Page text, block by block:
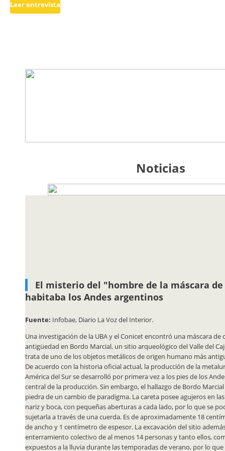
Leer entrevista
Noticias
El misterio del "hombre de la máscara
habitaba los Andes argentinos
Fuente: Infobae, Diario La Voz del Interior.
Una investigación de la UBA y el Conicet encontró una máscara de
antigüedad en Bordo Marcial, un sitio arqueológico del Valle del
trata de uno de los objetos metálicos de origen humano más
De acuerdo con la historia oficial actual, la producción de la
América del Sur se desarrolló por primera vez a los pies de los
central de la producción. Sin embargo, el hallazgo de Bordo
piedra de un cambio de paradigma. La careta posee agujeros en
nariz y boca, con pequeñas aberturas a cada lado, por lo que se
sujetarla a través de una cuerda. Es de aproximadamente 18
de ancho y 1 centímetro de espesor. La excavación del sitio
enterramiento colectivo de al menos 14 personas y tanto ellos,
expuestos a la lluvia durante las temporadas de verano, por lo que